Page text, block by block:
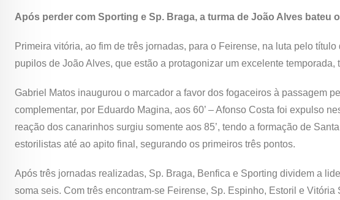
Após perder com Sporting e Sp. Braga, a turma de João Alves bateu
Primeira vitória, ao fim de três jornadas, para o Feirense, na luta pelo
pupilos de João Alves, que estão a protagonizar um excelente temporada,
Gabriel Matos inaugurou o marcador a favor dos fogaceiros à passagem
complementar, por Eduardo Magina, aos 60’ – Afonso Costa foi expulso
reação dos canarinhos surgiu somente aos 85’, tendo a formação de
estorilistas até ao apito final, segurando os primeiros três pontos.
Após três jornadas realizadas, Sp. Braga, Benfica e Sporting dividem a
soma seis. Com três encontram-se Feirense, Sp. Espinho, Estoril e